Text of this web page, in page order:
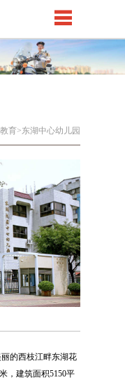
育>东湖中心幼儿园
的西枝江畔东湖花
，建筑面积5150平